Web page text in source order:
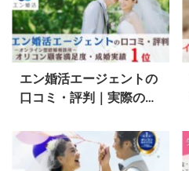
エン婚活エージェントの
口コミ・評判｜実際の利
ー【2026年最新】